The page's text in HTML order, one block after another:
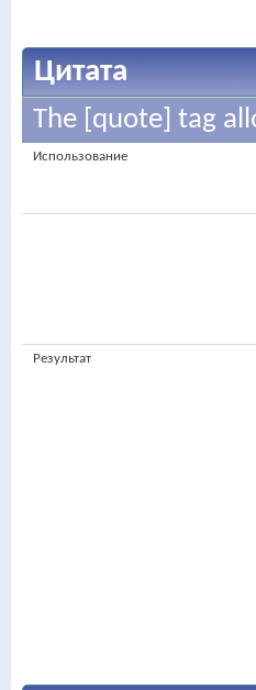
Цитата
The [quote] tag
Использование
Результат